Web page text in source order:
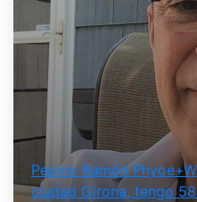
Pepino Ramón
ciudad Girona, tengo